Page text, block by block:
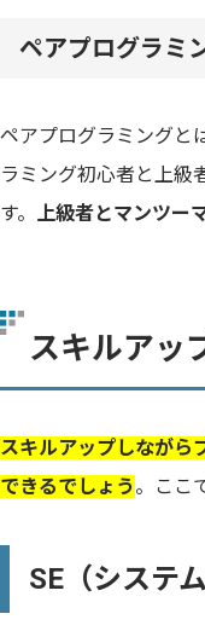
ペアプログラミ
ペアプログラミングと
ラミング初心者と上級
す。 上級者とマンツー
スキルアッ
スキルアップしながら
できるでしょう 。ここ
SE（システ